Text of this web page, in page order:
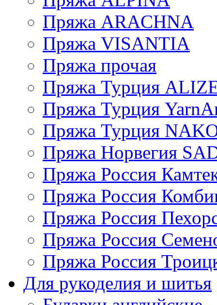
Пряжа ARACHNA
Пряжа VISANTIA
Пряжа прочая
Пряжа Турция
Пряжа Турция
Пряжа Турция
Пряжа Норвегия
Пряжа Россия
Пряжа Россия
Пряжа Россия
Пряжа Россия
Пряжа Россия
Для рукоделия и шитья